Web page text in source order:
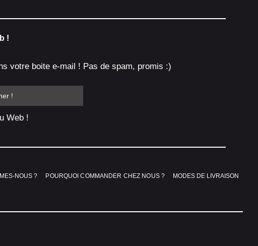
!
votre boite e-mail ! Pas de spam, promis :)
Web !
NOUS ? POURQUOI COMMANDER CHEZ NOUS ? MODES DE LIVRAISON